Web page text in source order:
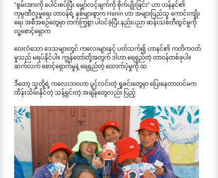
"စွမ်းအားကို ပေါင်းစပ်ပြီး မျှော်လင့်ချက်ကို စိုက်ပျိုးခြင်း" ဟာ ဟန်နင်၏
ကုမ္ပဏီလူမှုရေး တာဝန်ရဲ့ နှစ်များစွာက Hanin ဟာ အများပြည်သူ ကောင်းကျိုး
ရေး အစီအစဉ်တွေမှာ တက်ကြွစွာ ပါဝင်ခဲ့ပြီး နည်းပညာ ဆန်းသစ်တီထွင်မှုကို
လူ့စောင့်ရှောက
ဝေးလံသော ဒေသများတွင် ကလေးများနှင့် ပတ်သက်၍ ဟာနင်၏ ကတိကဝတ်
မှုသည် မရပ်နိုင်ပါ။ ကျွန်တော်တို့အတွက် ဒါဟာ ရေရှည်တဲ့ တာဝန်တစ်ခုပါ။
ဆက်လက် စောင့်ရှောက်မှုနဲ့ ရေရှည်တဲ့ ထောက်ပံ့မှုကို ထ
ဒီတော့ သူတို့ရဲ့ ကလေးဘဝဟာ ပွင့်လင်းတဲ့ ရှုခင်းတွေမှာ ပြေးနေတာတင်မက
ထိန်းသိမ်းနိုင်တဲ့ သန့်ရှင်းတဲ့ အချိန်တွေလည်း ပြည့်